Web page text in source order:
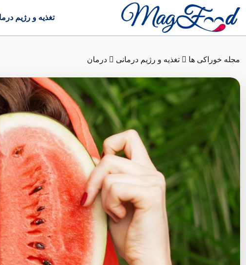
تغذیه و رژیم
مجله خوراکی ها تغذیه و رژیم درمانی درمان